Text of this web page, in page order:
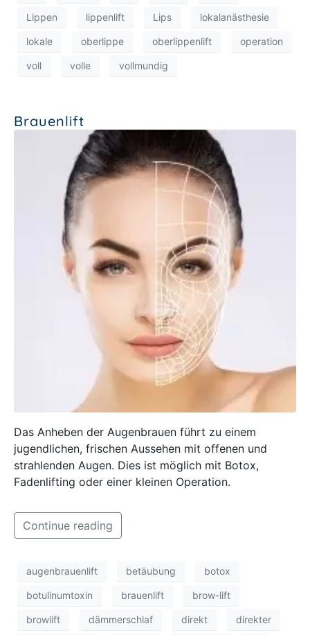
Lippen lippenlift Lips lokalanästhesie
lokale oberlippe oberlippenlift operation
voll volle vollmundig
Brauenlift
Das Anheben der Augenbrauen führt zu einem
jugendlichen, frischen Aussehen mit offenen und
strahlenden Augen. Dies ist möglich mit Botox,
Fadenlifting oder einer kleinen Operation.
Continue reading
augenbrauenlift betäubung botox
botulinumtoxin brauenlift brow-lift
browlift dämmerschlaf direkt direkter